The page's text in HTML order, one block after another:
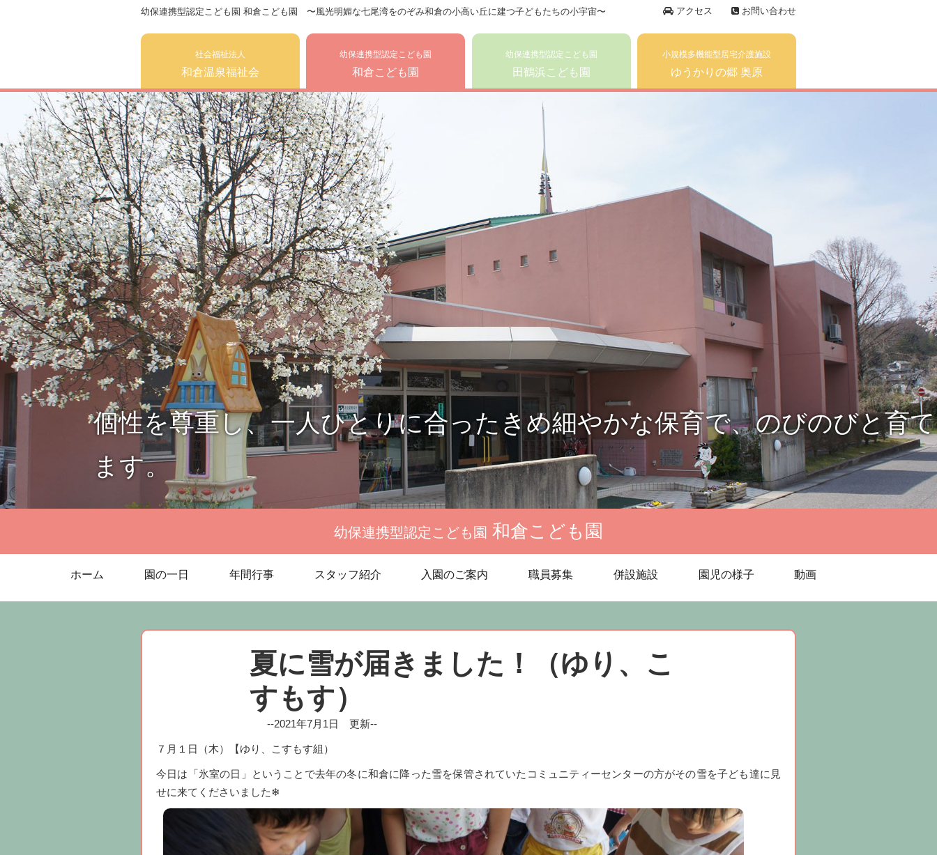
幼保連携型認定こども園 和倉こども園 〜風光明媚な七尾湾をのぞみ和倉の小高い丘に建つ子どもたちの小宇宙〜 アクセス お問い合わせ
社会福祉法人
和倉温泉福祉会
幼保連携型認定こども園
和倉こども園
幼保連携型認定こども園
田鶴浜こども園
小規模多機能型居宅介護施設
ゆうかりの郷 奥原
個性を尊重し、一人ひとりに合ったきめ細やかな保育で、のびのびと育て
ます。
幼保連携型認定こども園 和倉こども園
ホーム 園の一日 年間行事 スタッフ紹介 入園のご案内 職員募集 併設施設 園児の様子 動画
夏に雪が届きました！（ゆり、こ
すもす）
--2021年7月1日 更新--
７月１日（木）【ゆり、こすもす組）
今日は「氷室の日」ということで去年の冬に和倉に降った雪を保管されていたコミュニティーセンターの方がその雪を子ども達に見
せに来てくださいました❄